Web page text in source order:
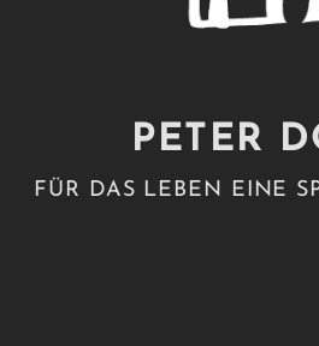
PETER
FÜR DAS LEBEN EINE